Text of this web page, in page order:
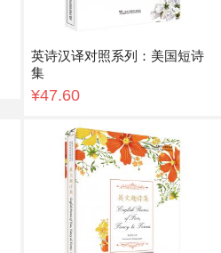
英诗汉译对照系列：美国短诗
集
¥47.60